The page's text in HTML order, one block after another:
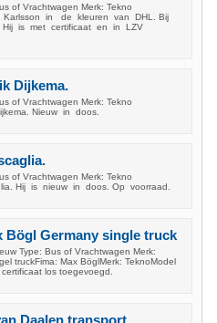
of Vrachtwagen Merk: Tekno
Karlsson in de kleuren van DHL. Bij
Hij is met certificaat en in LZV
Dijkema.
of Vrachtwagen Merk: Tekno
Nieuw in doos.
of Vrachtwagen Merk: Tekno
Hij is nieuw in doos. Op voorraad.
Bögl Germany single truck
Type: Bus of Vrachtwagen Merk:
truckFima: Max BöglMerk: TeknoModel
los toegevoegd.
Daalen transport